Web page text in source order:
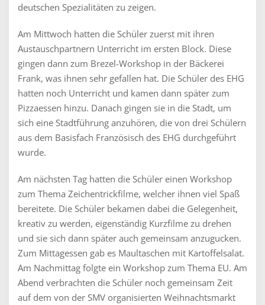
deutschen Spezialitäten zu zeigen.
Am Mittwoch hatten die Schüler zuerst mit ihren
Austauschpartnern Unterricht im ersten Block. Diese
gingen dann zum Brezel-Workshop in der Bäckerei
Frank, was ihnen sehr gefallen hat. Die Schüler des EHG
hatten noch Unterricht und kamen dann später zum
Pizzaessen hinzu. Danach gingen sie in die Stadt, um
sich eine Stadtführung anzuhören, die von drei Schülern
aus dem Basisfach Französisch des EHG durchgeführt
wurde.
Am nächsten Tag hatten die Schüler einen Workshop
zum Thema Zeichentrickfilme, welcher ihnen viel Spaß
bereitete. Die Schüler bekamen dabei die Gelegenheit,
kreativ zu werden, eigenständig Kurzfilme zu drehen
und sie sich dann später auch gemeinsam anzugucken.
Zum Mittagessen gab es Maultaschen mit Kartoffelsalat.
Am Nachmittag folgte ein Workshop zum Thema EU. Am
Abend verbrachten die Schüler noch gemeinsam Zeit
auf dem von der SMV organisierten Weihnachtsmarkt